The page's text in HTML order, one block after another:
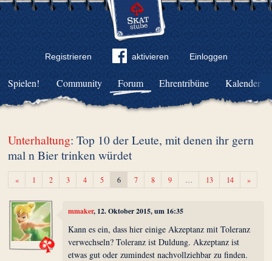
Registrieren aktivieren Einloggen
Community Forum Ehrentribüne Kalender
Spielen!
Unterhaltung: Top 10 der Leute, mit denen ihr gern
mal n Bier trinken würdet
«Zurück1 2 3 4 5 6 7 8 9 … 13 14 »Weiter
mmaker, 12. Oktober 2015, um 16:35
Kann es ein, dass hier einige Akzeptanz mit Toleranz
verwechseln? Toleranz ist Duldung. Akzeptanz ist
etwas gut oder zumindest nachvollziehbar zu finden.